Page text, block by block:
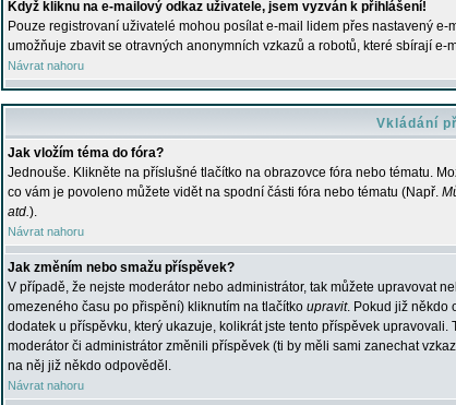
Když kliknu na e-mailový odkaz uživatele, jsem vyzván k přihlášení!
Pouze registrovaní uživatelé mohou posílat e-mail lidem přes nastavený
umožňuje zbavit se otravných anonymních vzkazů a robotů, které sbírají e-
Návrat nahoru
Vkládání
Jak vložím téma do fóra?
Jednouše. Klikněte na příslušné tlačítko na obrazovce fóra nebo tématu.
co vám je povoleno můžete vidět na spodní části fóra nebo tématu (Např.
atd.).
Návrat nahoru
Jak změním nebo smažu příspěvek?
V případě, že nejste moderátor nebo administrátor, tak můžete upravovat
omezeného času po přispění) kliknutím na tlačítko upravit. Pokud již někdo
dodatek u příspěvku, který ukazuje, kolikrát jste tento příspěvek
moderátor či administrátor změnili příspěvek (ti by měli sami zanechat
na něj již někdo odpověděl.
Návrat nahoru